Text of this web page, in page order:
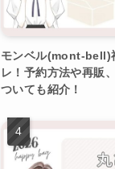
モンベル(mont-bell)
レ！予約方法や再販
ついても紹介！